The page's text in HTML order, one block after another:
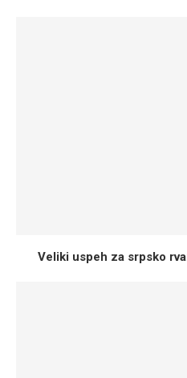
Veliki uspeh za srpsko